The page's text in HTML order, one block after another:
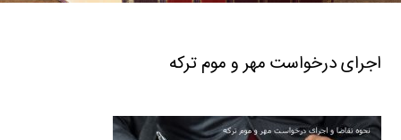
اجرای درخواست مهر و موم ترکه